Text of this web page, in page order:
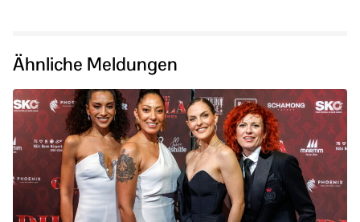
Ähnliche Meldungen